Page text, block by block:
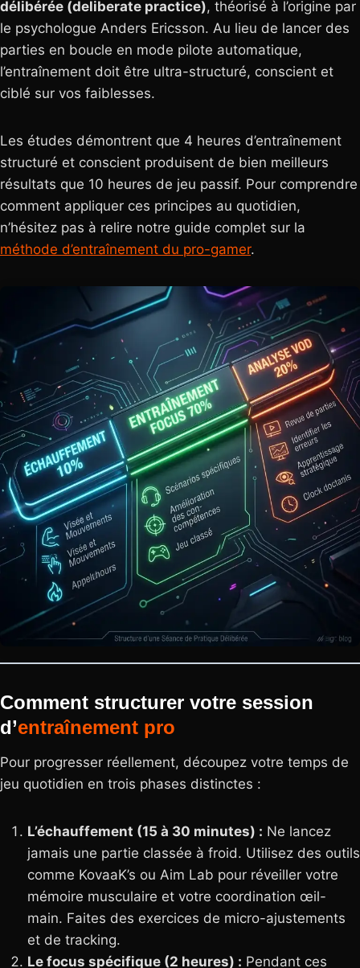
délibérée (deliberate practice), théorisé à l’origine par
le psychologue Anders Ericsson. Au lieu de lancer des
parties en boucle en mode pilote automatique,
l’entraînement doit être ultra-structuré, conscient et
ciblé sur vos faiblesses.
Les études démontrent que 4 heures d’entraînement
structuré et conscient produisent de bien meilleurs
résultats que 10 heures de jeu passif. Pour comprendre
comment appliquer ces principes au quotidien,
n’hésitez pas à relire notre guide complet sur la
méthode d’entraînement du pro-gamer.
Comment structurer votre session
d’entraînement pro
Pour progresser réellement, découpez votre temps de
jeu quotidien en trois phases distinctes :
L’échauffement (15 à 30 minutes) : Ne lancez
jamais une partie classée à froid. Utilisez des outils
comme KovaaK’s ou Aim Lab pour réveiller votre
mémoire musculaire et votre coordination œil-
main. Faites des exercices de micro-ajustements
et de tracking.
Le focus spécifique (2 heures) : Pendant ces